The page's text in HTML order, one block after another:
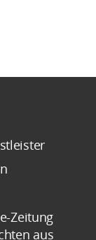
Zeitung
aus